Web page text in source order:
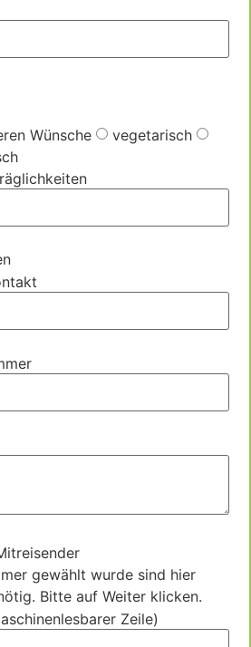
Wünsche
vegetarisch
gewählt wurde sind hier
Bitte auf Weiter klicken.
Zeile)